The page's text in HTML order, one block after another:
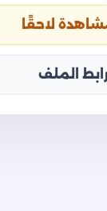
لاحقًا
الملف